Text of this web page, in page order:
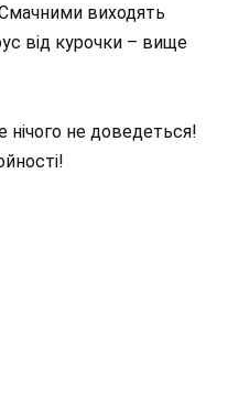
виходять
від курочки – вище
не доведеться!